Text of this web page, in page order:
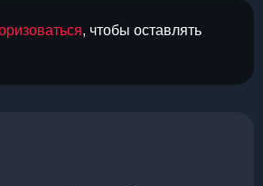
, чтобы оставлять